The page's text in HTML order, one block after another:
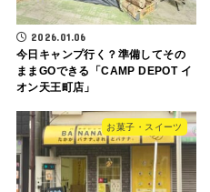
2026.01.06
今日キャンプ行く？準備してその
ままGOできる「CAMP DEPOT イ
オン天王町店」
お菓子・スイーツ